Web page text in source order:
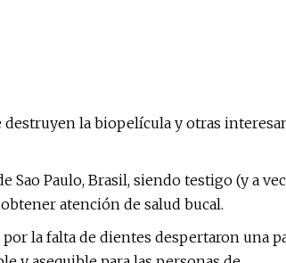
la biopelícula y otras
Sao Paulo, Brasil, siendo testigo (y a
atención de salud bucal.
la falta de dientes despertaron una